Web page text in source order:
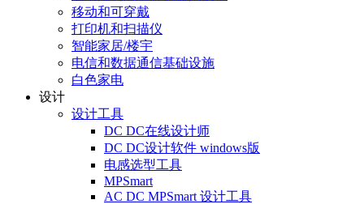
移动和可穿戴
打印机和扫描仪
智能家居/楼宇
电信和数据通信基础设施
白色家电
设计
设计工具
DC DC在线设计师
DC DC设计软件 windows版
电感选型工具
MPSmart
AC DC MPSmart 设计工具